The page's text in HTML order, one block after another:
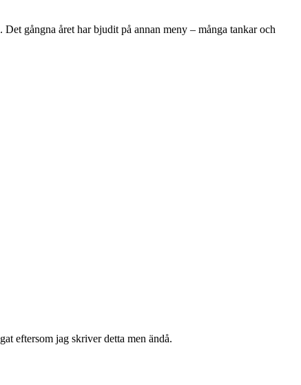
gångna året har bjudit på annan meny – många tankar och
eftersom jag skriver detta men ändå.